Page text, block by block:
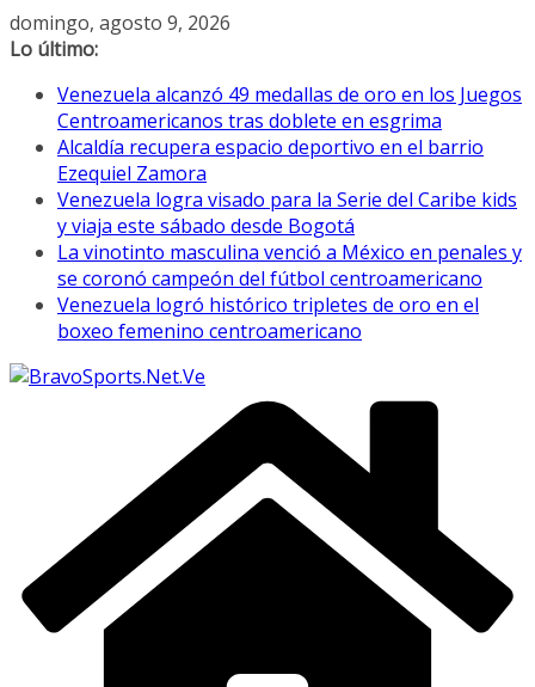
Saltar
al
domingo, agosto 9, 2026
Lo último:
Venezuela alcanzó 49 medallas de oro en los Juegos
Centroamericanos tras doblete en esgrima
Alcaldía recupera espacio deportivo en el barrio
Ezequiel Zamora
Venezuela logra visado para la Serie del Caribe kids
y viaja este sábado desde Bogotá
La vinotinto masculina venció a México en penales y
se coronó campeón del fútbol centroamericano
Venezuela logró histórico tripletes de oro en el
boxeo femenino centroamericano